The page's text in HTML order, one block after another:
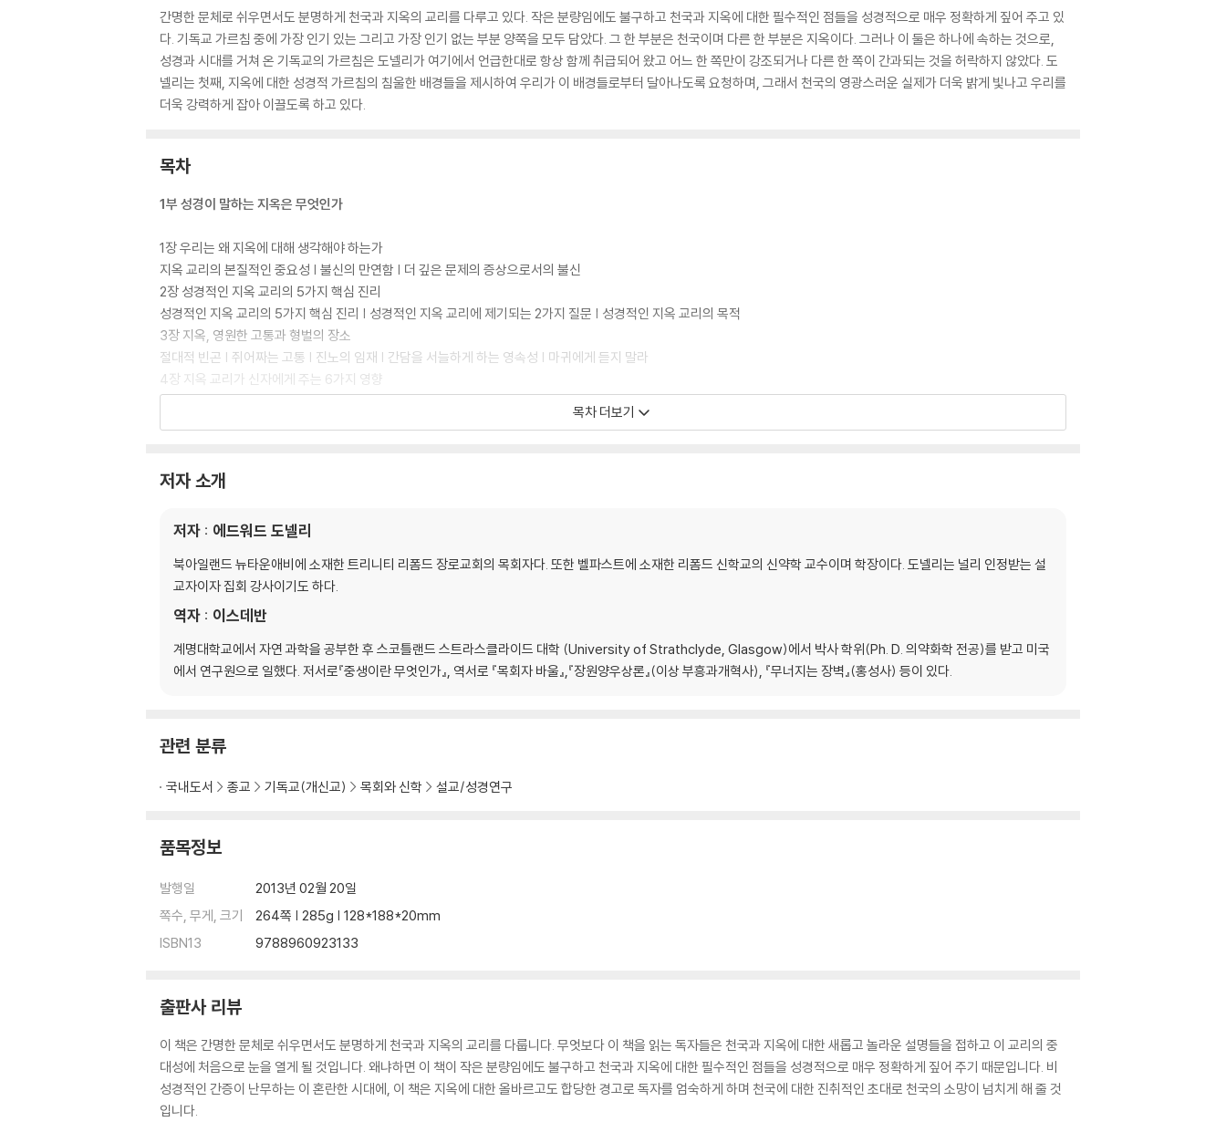
간명한 문체로 쉬우면서도 분명하게 천국과 지옥의 교리를 다루고 있다. 작은 분량임에도 불구하고 천국과 지옥에 대한 필수적인 점들을 성경적으로 매우 정확하게 짚어 주고 있
다. 기독교 가르침 중에 가장 인기 있는 그리고 가장 인기 없는 부분 양쪽을 모두 담았다. 그 한 부분은 천국이며 다른 한 부분은 지옥이다. 그러나 이 둘은 하나에 속하는 것으로,
성경과 시대를 거쳐 온 기독교의 가르침은 도넬리가 여기에서 언급한대로 항상 함께 취급되어 왔고 어느 한 쪽만이 강조되거나 다른 한 쪽이 간과되는 것을 허락하지 않았다. 도
넬리는 첫째, 지옥에 대한 성경적 가르침의 침울한 배경들을 제시하여 우리가 이 배경들로부터 달아나도록 요청하며, 그래서 천국의 영광스러운 실제가 더욱 밝게 빛나고 우리를
더욱 강력하게 잡아 이끌도록 하고 있다.
목차
1부 성경이 말하는 지옥은 무엇인가
1장 우리는 왜 지옥에 대해 생각해야 하는가
지옥 교리의 본질적인 중요성 | 불신의 만연함 | 더 깊은 문제의 증상으로서의 불신
2장 성경적인 지옥 교리의 5가지 핵심 진리
성경적인 지옥 교리의 5가지 핵심 진리 | 성경적인 지옥 교리에 제기되는 2가지 질문 | 성경적인 지옥 교리의 목적
3장 지옥, 영원한 고통과 형벌의 장소
절대적 빈곤 | 쥐어짜는 고통 | 진노의 임재 | 간담을 서늘하게 하는 영속성 | 마귀에게 듣지 말라
4장 지옥 교리가 신자에게 주는 6가지 영향
죄를 죽이는 일 | 자족감 | 진지함 | 그리스도께 대한 감사 | 복음 전도를 위한 열정 | 하나님의 주권적인 목적에 대한 겸손한 수용
5장 우리는 왜 천국에 대해 생각해야 하는가
6장 천국의 목적은 하나님의 영광
하나님의 영광을 보여 줌 | ‘하늘’에 대하여 | ‘바로 그 하늘’ | 하나님의 영광이 감소됨| 하나님의 영광이 회복됨 | 천국에 대한 우리의 관점| 천국의 존재
7장 성경적인 천국 교리의 핵심은 그리스도
그리스도는 우리를 천국으로 이끄심 |그리스도는 천국에서 분명하게 보이심 |그리스도 천국 복의 핵심 |그리스도는 우리에게 지속적으로 하나님을 계시하실 것임 |구속은 영광
의 중심에 있음 |죽음은 우리를 그리스도께 데려감 |우리는 땅에서보다 천국에서 더 많은 것을 경험할 수 있음 | 그리스도가 없이는 아무도 천국에 들어가지 못함
8장 천국에서 그리스도를 닮은 신자의 영혼과 육체
우리의 영혼은 완전해짐 | 더 이상 죄가 없음| 우리의 죄는 파멸됨| 천국을
9장 천국 영원한 기쁨과 교제의 장소
중요한가| 천국에서의 섬김| 영원을 위해 만들어 짐| 천국은 우리를 부름
목차 더보기
저자 소개
저자 : 에드워드 도넬리
북아일랜드 뉴타운애비에 소재한 트리니티 리폼드 장로교회의 목회자다. 또한 벨파스트에 소재한 리폼드 신학교의 신약학 교수이며 학장이다. 도넬리는 널리 인정받는 설
교자이자 집회 강사이기도 하다.
역자 : 이스데반
계명대학교에서 자연 과학을 공부한 후 스코틀랜드 스트라스클라이드 대학 (University of Strathclyde, Glasgow)에서 박사 학위(Ph. D. 의약화학 전공)를 받고 미국
에서 연구원으로 일했다. 저서로『중생이란 무엇인가』, 역서로 『목회자 바울』,『장원양우상론』(이상 부흥과개혁사), 『무너지는 장벽』(홍성사) 등이 있다.
관련 분류
국내도서 종교 기독교(개신교) 목회와 신학 설교/성경연구
품목정보
발행일
2013년 02월 20일
쪽수, 무게, 크기
264쪽 | 285g | 128*188*20mm
ISBN13
9788960923133
출판사 리뷰
이 책은 간명한 문체로 쉬우면서도 분명하게 천국과 지옥의 교리를 다룹니다. 무엇보다 이 책을 읽는 독자들은 천국과 지옥에 대한 새롭고 놀라운 설명들을 접하고 이 교리의 중
대성에 처음으로 눈을 열게 될 것입니다. 왜냐하면 이 책이 작은 분량임에도 불구하고 천국과 지옥에 대한 필수적인 점들을 성경적으로 매우 정확하게 짚어 주기 때문입니다. 비
성경적인 간증이 난무하는 이 혼란한 시대에, 이 책은 지옥에 대한 올바르고도 합당한 경고로 독자를 엄숙하게 하며 천국에 대한 진취적인 초대로 천국의 소망이 넘치게 해 줄 것
입니다.